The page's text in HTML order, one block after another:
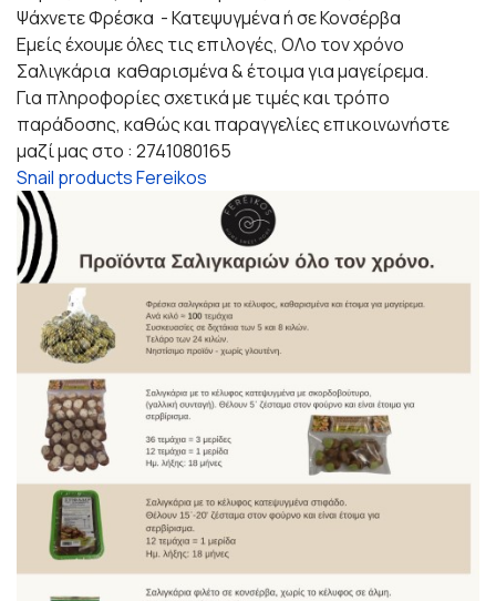
Ψάχνετε Φρέσκα - Κατεψυγμένα ή σε Κονσέρβα
Εμείς έχουμε όλες τις επιλογές, ΟΛο τον χρόνο
Σαλιγκάρια καθαρισμένα & έτοιμα για μαγείρεμα.
Για πληροφορίες σχετικά με τιμές και τρόπο
παράδοσης, καθώς και παραγγελίες επικοινωνήστε
μαζί μας στο : 2741080165
Snail products Fereikos